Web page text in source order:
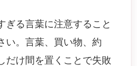
ぎる言葉に注意すること
い。言葉、買い物、約
だけ間を置くことで失敗